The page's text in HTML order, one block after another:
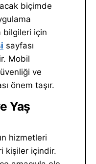
biçimde
bilgileri için
sayfası
Mobil
ve
önem taşır.
Yaş
hizmetleri
kişiler içindir.